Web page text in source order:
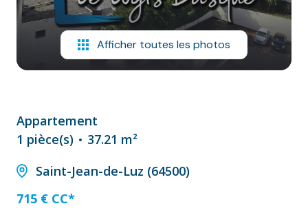
PRESTATIONS
CONTACT
Afficher toutes les photos
Appartement
1 pièce(s)
37.21 m²
Saint-Jean-de-Luz (64500)
715 € CC*